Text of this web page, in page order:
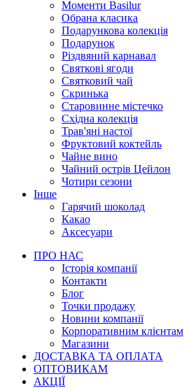
Моменти Basilur
Обрана класика
Подарункова колекція
Подарунок
Різдвяний карнавал
Святкові ягоди
Святковий чай
Скринька
Старовинне містечко
Східна колекція
Трав'яні настої
Фруктовий коктейль
Чайне вино
Чайний острів Цейлон
Чотири сезони
Інше
Гарячий шоколад
Какао
Аксесуари
ПРО НАС
Історія компанії
Контакти
Блог
Точки продажу
Новини компанії
Корпоративним клієнтам
Магазини
ДОСТАВКА ТА ОПЛАТА
ОПТОВИКАМ
АКЦІЇ